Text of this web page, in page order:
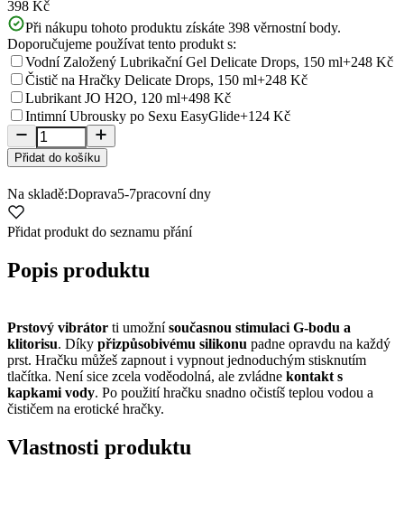
398 Kč
Při nákupu tohoto produktu získáte 398 věrnostní body.
Doporučujeme používat tento produkt s:
Vodní Založený Lubrikační Gel Delicate Drops, 150 ml+248 Kč
Čistič na Hračky Delicate Drops, 150 ml+248 Kč
Lubrikant JO H2O, 120 ml+498 Kč
Intimní Ubrousky po Sexu EasyGlide+124 Kč
Přidat do košíku
Na skladě:Doprava5-7pracovní dny
Přidat produkt do seznamu přání
Popis produktu
Prstový vibrátor ti umožnísoučasnou stimulaci G-bodu a
klitorisu. Díky přizpůsobivému silikonu padne opravdu na každý
prst. Hračku můžeš zapnout i vypnout jednoduchým stisknutím
tlačítka. Není sice zcela voděodolná, ale zvládne kontakt s
kapkami vody. Po použití hračku snadno očistíš teplou vodou a
čističem na erotické hračky.
Vlastnosti produktu